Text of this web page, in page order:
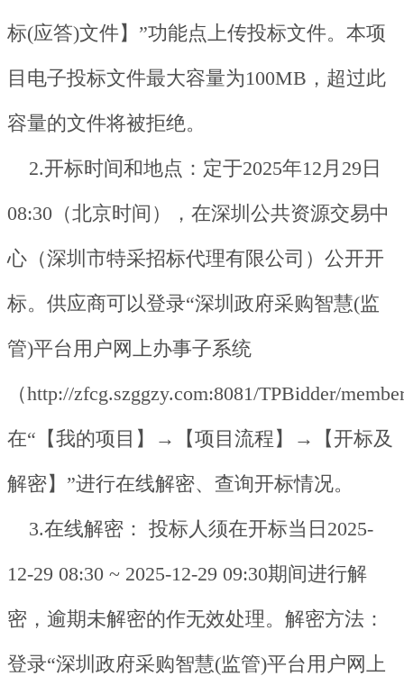
标(应答)文件】”功能点上传投标文件。本项
目电子投标文件最大容量为100MB，超过此
容量的文件将被拒绝。
2.开标时间和地点：定于2025年12月29日
08:30（北京时间），在深圳公共资源交易中
心（深圳市特采招标代理有限公司）公开开
标。供应商可以登录“深圳政府采购智慧(监
管)平台用户网上办事子系统
（http://zfcg.szggzy.com:8081/TPBidder/
在“【我的项目】→【项目流程】→【开标及
解密】”进行在线解密、查询开标情况。
3.在线解密： 投标人须在开标当日2025-
12-29 08:30 ~ 2025-12-29 09:30期间进行解
密，逾期未解密的作无效处理。解密方法：
登录“深圳政府采购智慧(监管)平台用户网上